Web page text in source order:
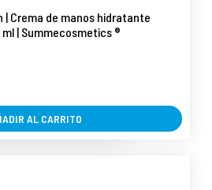
| Crema de manos hidratante
| Summecosmetics ®
AL CARRITO